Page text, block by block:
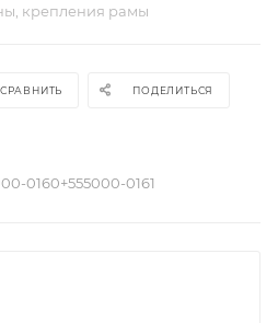
крепления рамы
СРАВНИТЬ ПОДЕЛИТЬСЯ
0160+555000-0161